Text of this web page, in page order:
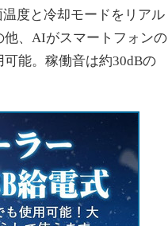
度と冷却モードをリアル
他、AIがスマートフォンの
能。稼働音は約30dBの